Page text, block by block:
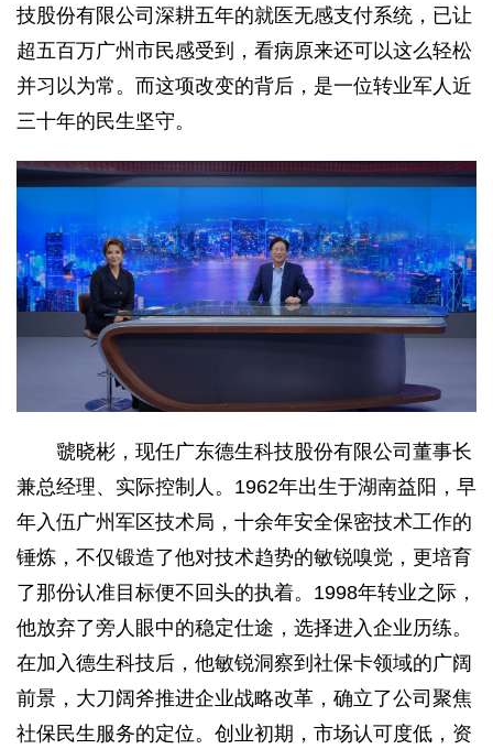
技股份有限公司深耕五年的就医无感支付系统，已让
超五百万广州市民感受到，看病原来还可以这么轻松
并习以为常。而这项改变的背后，是一位转业军人近
三十年的民生坚守。
虢晓彬，现任广东德生科技股份有限公司董事长
兼总经理、实际控制人。1962年出生于湖南益阳，早
年入伍广州军区技术局，十余年安全保密技术工作的
锤炼，不仅锻造了他对技术趋势的敏锐嗅觉，更培育
了那份认准目标便不回头的执着。1998年转业之际，
他放弃了旁人眼中的稳定仕途，选择进入企业历练。
在加入德生科技后，他敏锐洞察到社保卡领域的广阔
前景，大刀阔斧推进企业战略改革，确立了公司聚焦
社保民生服务的定位。创业初期，市场认可度低，资